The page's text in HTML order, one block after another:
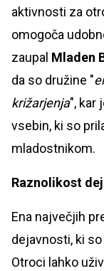
aktivnosti za
omogoča
zaupal Mladen
da so družine "
križarjenja", kar
vsebin, ki so
mladostnikom.
Raznolikost
Ena največjih
dejavnosti, ki
Otroci lahko